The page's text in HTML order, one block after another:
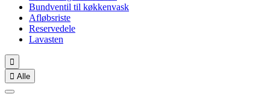
Bundventil til køkkenvask
Afløbsriste
Reservedele
Lavasten

 Alle